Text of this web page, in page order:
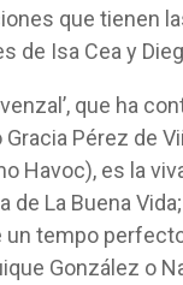
que tienen
de Isa Cea y
que ha
Gracia Pérez de
Havoc), es la
de La Buena Vida;
un tempo
González o